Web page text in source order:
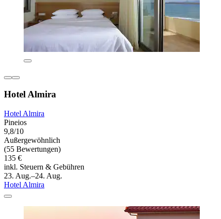
Hotel Almira
Hotel Almira
Pineios
9,8/10
Außergewöhnlich
(55 Bewertungen)
135 €
inkl. Steuern & Gebühren
23. Aug.–24. Aug.
Hotel Almira